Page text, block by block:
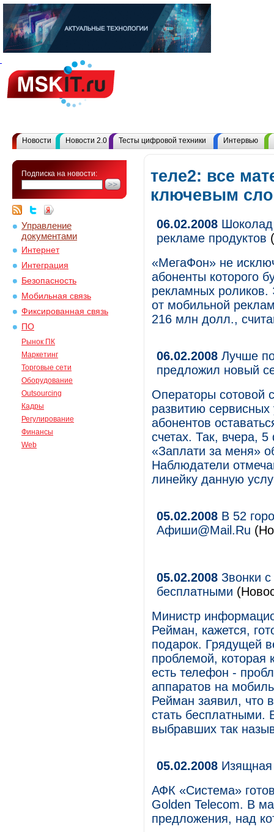
Новости Новости 2.0 Тесты цифровой техники Интервью
Подписка на новости:
Управление
документами
Интернет
Интеграция
Безопасность
Мобильная связь
Фиксированная связь
ПО
Рынок ПК
Маркетинг
Торговые сети
Оборудование
Outsourcing
Кадры
Регулирование
Финансы
Web
теле2: все
ключевым
06.02.2008 Шоколад
рекламе продуктов
«МегаФон» не
абоненты которого
рекламных роликов.
от мобильной
216 млн долл.,
06.02.2008 Лучше
предложил новый
Операторы сотовой
развитию
абонентов
счетах. Так, вчера,
«Заплати за меня»
Наблюдатели
линейку данную
05.02.2008 В 52
Афиши@Mail.Ru
05.02.2008 Звонки
бесплатными
Министр
Рейман, кажется,
подарок. Грядущей
проблемой, которая
есть телефон -
аппаратов на
Рейман заявил, что
стать бесплатными.
выбравших так
05.02.2008 Изящная
АФК «Система»
Golden Telecom. В
предложения, над